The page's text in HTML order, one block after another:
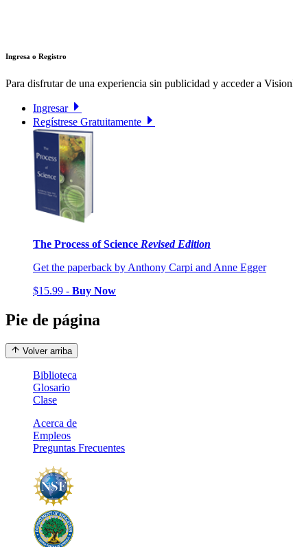
Ingresa o Registro
Para disfrutar de una experiencia sin publicidad y acceder a
Ingresar
Regístrese Gratuitamente
The Process of Science Revised Edition
Get the paperback by Anthony Carpi and Anne Egger
$15.99 - Buy Now
Pie de página
Volver arriba
Biblioteca
Glosario
Clase
Acerca de
Empleos
Preguntas Frecuentes